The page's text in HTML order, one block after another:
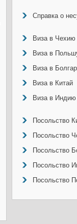
Справка о
Виза в Чехию
Виза в
Виза в
Виза в Китай
Виза в Индию
Посольство
Посольство
Посольство
Посольство
Посольство